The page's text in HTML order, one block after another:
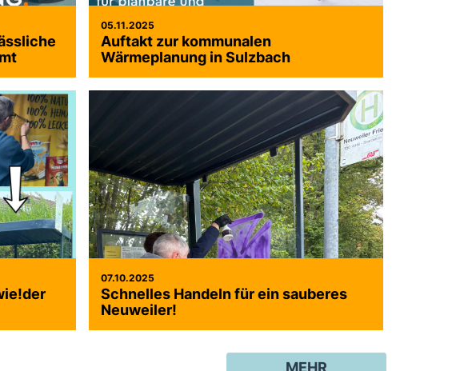
05.11.2025
Auftakt zur kommunalen
Wärmeplanung in Sulzbach
07.10.2025
Schnelles Handeln für ein sauberes
Neuweiler!
MEHR